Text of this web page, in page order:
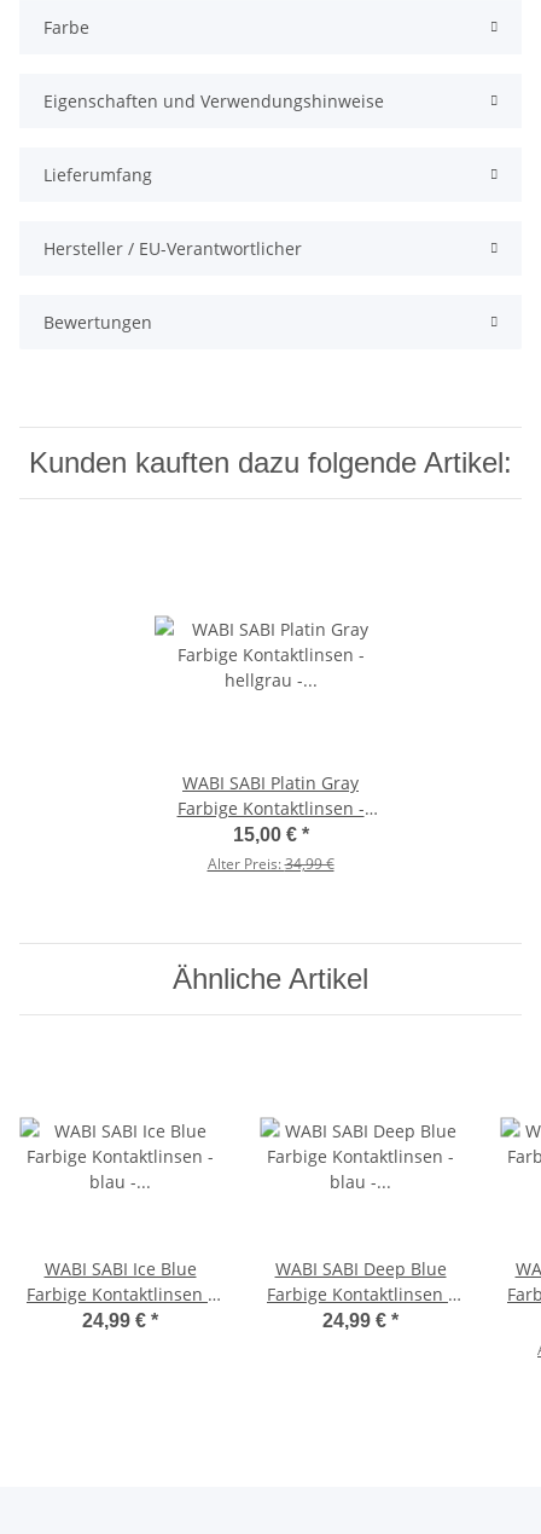
Farbe
Eigenschaften und Verwendungshinweise
Lieferumfang
Hersteller / EU-Verantwortlicher
Bewertungen
Kunden kauften dazu folgende Artikel:
WABI SABI Platin Gray
Farbige Kontaktlinsen -
hellgrau - mit und ohne
Stärke - hochdeckende 3
15,00 € *
Alter Preis:34,99 €
Ähnliche Artikel
WABI SABI Ice Blue
Farbige Kontaktlinsen -
24,99 € *
WABI SABI Deep Blue
Farbige Kontaktlinsen -
blau - hochdeckende 3
24,99 € *